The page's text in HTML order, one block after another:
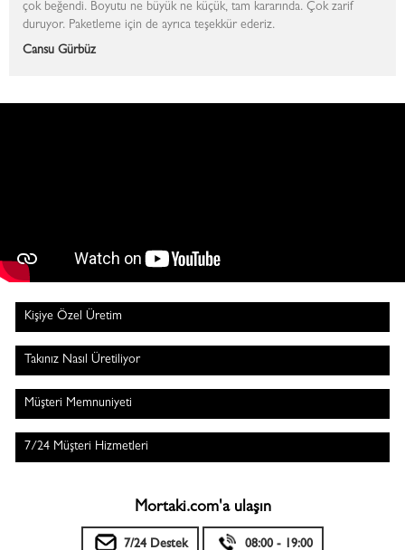
çok beğendi. Boyutu ne büyük ne küçük, tam kararında. Çok zarif
duruyor. Paketleme için de ayrıca teşekkür ederiz.
Cansu Gürbüz
Kişiye Özel Üretim
Takınız Nasıl Üretiliyor
Müşteri Memnuniyeti
7/24 Müşteri Hizmetleri
Mortaki.com'a ulaşın
7/24 Destek 08:00 - 19:00